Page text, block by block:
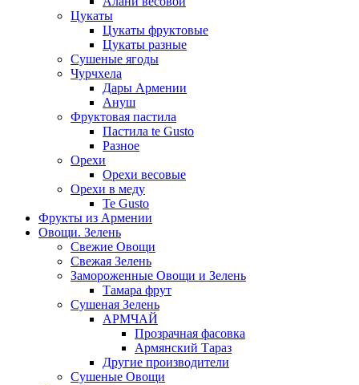
Цукаты
Цукаты фруктовые
Цукаты разные
Сушеные ягоды
Чурчхела
Дары Армении
Ануш
Фруктовая пастила
Пастила te Gusto
Разное
Орехи
Орехи весовые
Орехи в меду
Te Gusto
Фрукты из Армении
Овощи. Зелень
Свежие Овощи
Свежая Зелень
Замороженные Овощи и Зелень
Тамара фрут
Сушеная Зелень
АРМЧАЙ
Прозрачная фасовка
Армянский Тараз
Другие производители
Сушеные Овощи